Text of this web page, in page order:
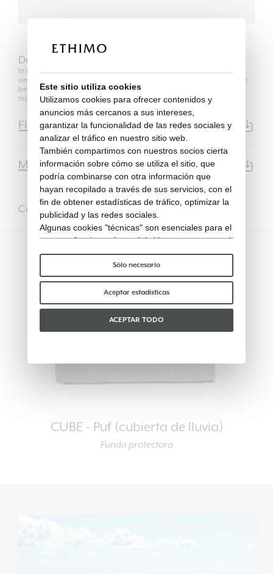
Descargar
In compliance with the regulations of Copyright Law, the use of 2D
and 3D models is authorized only for its own purposes and can not
be transferred in any way to third parties, unrelated to the
relationship between the professional user and his client.
Ficha de Datos PDF | 15593KB
Modelo 3d 3DS | 18KB
Completarlo con
CUBE - Puf (cubierta de lluvia)
Funda protectora
Este sitio utiliza cookies
Utilizamos cookies para ofrecer contenidos y
anuncios más cercanos a sus intereses,
garantizar la funcionalidad de las redes sociales y
analizar el tráfico en nuestro sitio web.
También compartimos con nuestros socios cierta
información sobre cómo se utiliza el sitio, que
podría combinarse con otra información que
hayan recopilado a través de sus servicios, con el
fin de obtener estadísticas de tráfico, optimizar la
publicidad y las redes sociales.
Algunas cookies "técnicas" son esenciales para el
correcto funcionamiento del sitio y no procesan ni
comparten ningún dato personal con terceros.
Para saber más puedes consultar nuestra
de cookies.
Por favor, elige qué cookies aceptar:
Sólo necesario
Aceptar estadísticas
ACEPTAR TODO